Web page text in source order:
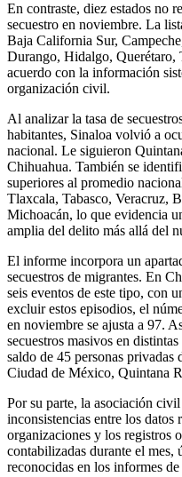
En contraste, diez estados no
secuestro en noviembre. La
Baja California Sur,
Durango, Hidalgo, Querétaro,
acuerdo con la información
organización civil.
Al analizar la tasa de
habitantes, Sinaloa volvió a
nacional. Le siguieron
Chihuahua. También se
superiores al promedio
Tlaxcala, Tabasco, Veracruz,
Michoacán, lo que evidencia
amplia del delito más allá del
El informe incorpora un
secuestros de migrantes. En
seis eventos de este tipo, con
excluir estos episodios, el
en noviembre se ajusta a 97.
secuestros masivos en
saldo de 45 personas privadas
Ciudad de México, Quintana
Por su parte, la asociación
inconsistencias entre los datos
organizaciones y los registros
contabilizadas durante el mes,
reconocidas en los informes